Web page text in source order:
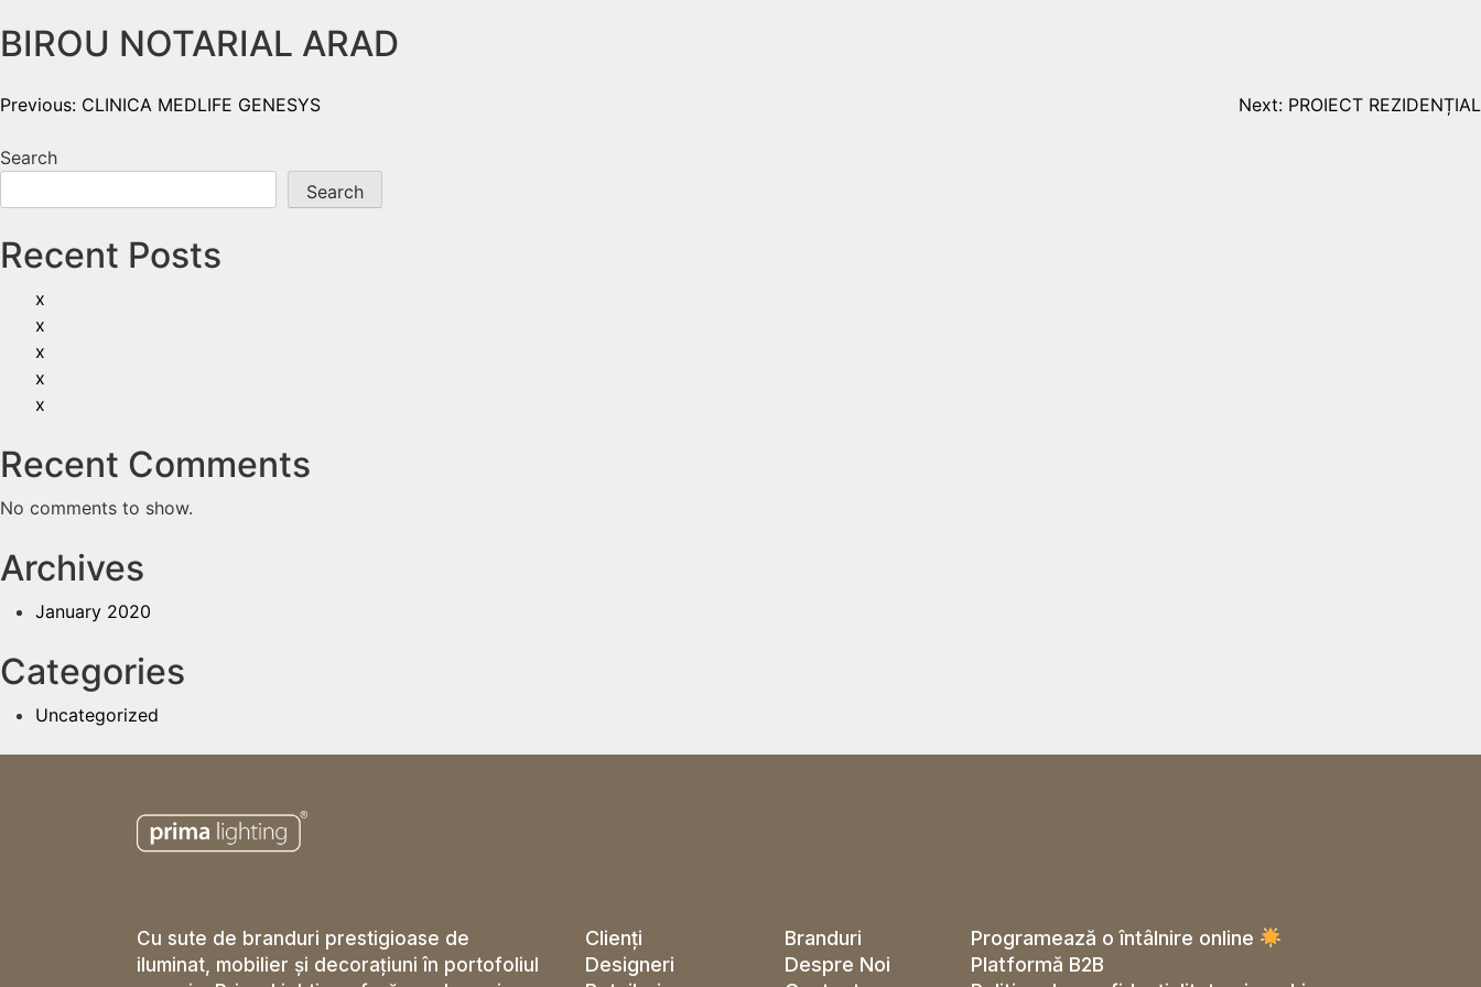
BIROU NOTARIAL ARAD
Previous: CLINICA MEDLIFE GENESYS Next: PROIECT REZIDENȚIAL
Search
Search
Recent Posts
x
x
x
x
x
Recent Comments
No comments to show.
Archives
January 2020
Categories
Uncategorized
Cu sute de branduri prestigioase de
iluminat, mobilier și decorațiuni în portofoliul
Clienți
Designeri
Branduri
Despre Noi
Programează o întâlnire online
Platformă B2B